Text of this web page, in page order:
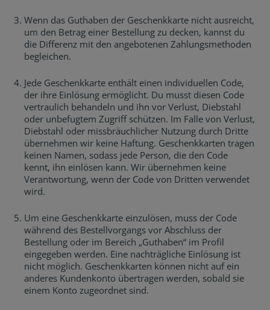
Wenn das Guthaben der Geschenkkarte nicht ausreicht,
um den Betrag einer Bestellung zu decken, kannst du
die Differenz mit den angebotenen Zahlungsmethoden
begleichen.
Jede Geschenkkarte enthält einen individuellen Code,
der ihre Einlösung ermöglicht. Du musst diesen Code
vertraulich behandeln und ihn vor Verlust, Diebstahl
oder unbefugtem Zugriff schützen. Im Falle von Verlust,
Diebstahl oder missbräuchlicher Nutzung durch Dritte
übernehmen wir keine Haftung. Geschenkkarten tragen
keinen Namen, sodass jede Person, die den Code
kennt, ihn einlösen kann. Wir übernehmen keine
Verantwortung, wenn der Code von Dritten verwendet
wird.
Um eine Geschenkkarte einzulösen, muss der Code
während des Bestellvorgangs vor Abschluss der
Bestellung oder im Bereich „Guthaben“ im Profil
eingegeben werden. Eine nachträgliche Einlösung ist
nicht möglich. Geschenkkarten können nicht auf ein
anderes Kundenkonto übertragen werden, sobald sie
einem Konto zugeordnet sind.